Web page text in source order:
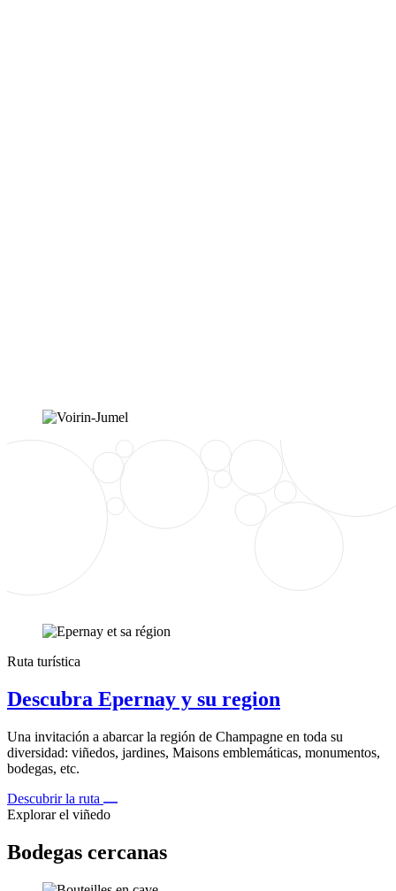
Ruta turística
Descubra Epernay y su region
Una invitación a abarcar la región de Champagne en toda su
diversidad: viñedos, jardines, Maisons emblemáticas, monumentos,
bodegas, etc.
Descubrir la ruta
Explorar el viñedo
Bodegas cercanas